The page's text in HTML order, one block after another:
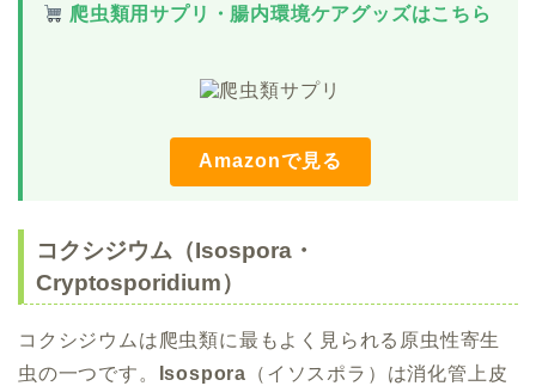
爬虫類用サプリ・腸内環境ケアグッズはこちら
Amazonで見る
コクシジウム（Isospora・
Cryptosporidium）
コクシジウムは爬虫類に最もよく見られる原虫性寄生
虫の一つです。
Isospora （イソスポラ）は消化管上皮